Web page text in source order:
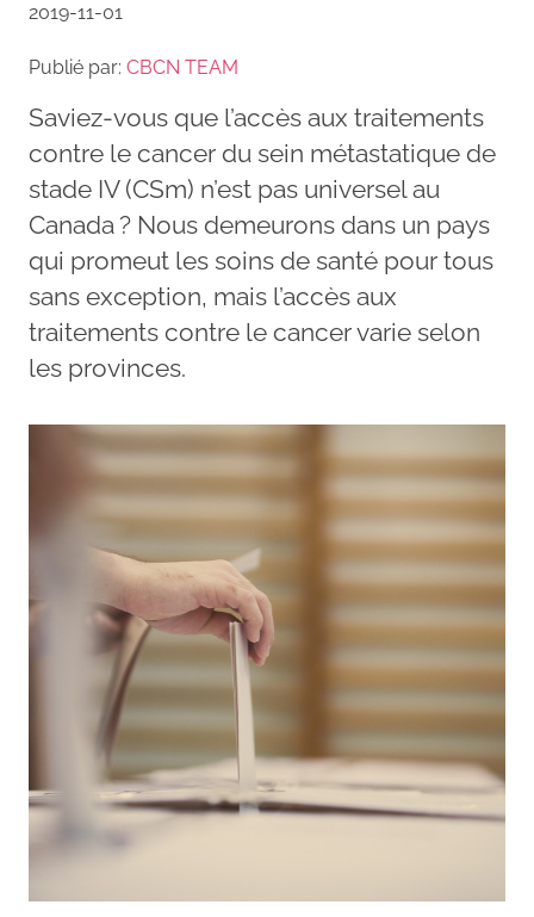
2019-11-01
Publié par: CBCN TEAM
Saviez-vous que l’accès aux traitements
contre le cancer du sein métastatique de
stade IV (CSm) n’est pas universel au
Canada ? Nous demeurons dans un pays
qui promeut les soins de santé pour tous
sans exception, mais l’accès aux
traitements contre le cancer varie selon
les provinces.